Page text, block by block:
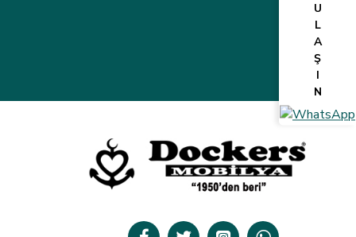
U
L
A
Ş
I
N